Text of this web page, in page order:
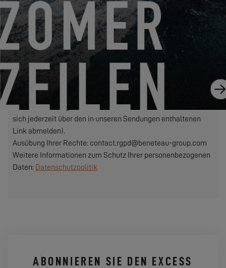
ABSENDEN
Mit EXCESS ist Construction Navale Bordeaux gemeint, die
als Verantwortliche für die Datenverarbeitung fungiert. Ihre
personenbezogenen Daten werden verarbeitet, um Ihre
Anfrage zu beantworten, unsere Beziehungen zu Ihnen zu
verwalten und Ihnen, falls Sie sich dafür entschieden haben,
unsere Mitteilungen zuzusenden (in diesem Fall können Sie
sich jederzeit über den in unseren Sendungen enthaltenen
Link abmelden).
Ausübung Ihrer Rechte: contact.rgpd@beneteau-group.com
Weitere Informationen zum Schutz Ihrer personenbezogenen
Daten: Datenschutzpolitik
ABONNIEREN SIE DEN EXCESS